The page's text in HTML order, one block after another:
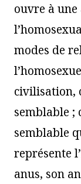
ouvre à
modes de
civilisation,
semblable ;
semblable
représente
anus, son